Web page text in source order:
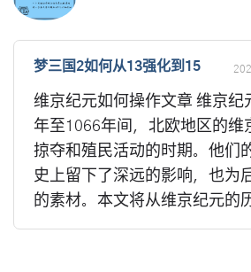
梦三国2如何从13强化到15
维京纪元如何操作文章 维京纪
年至1066年间，北欧地区的维
掠夺和殖民活动的时期。他们
史上留下了深远的影响，也为
的素材。本文将从维京纪元的